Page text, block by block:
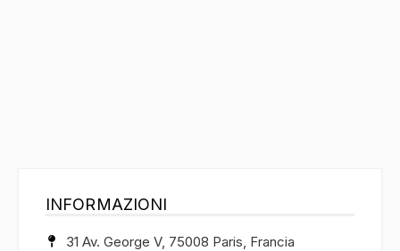
INFORMAZIONI
31 Av. George V, 75008 Paris, Francia